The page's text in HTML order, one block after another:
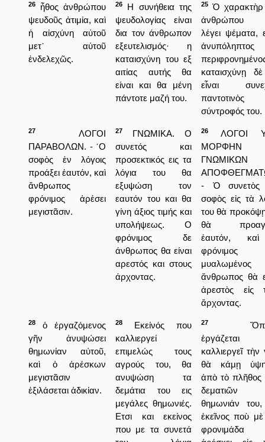
26
ἦθος ἀνθρώπου
ψευδοῦς ἀτιμία, καὶ
ἡ αἰσχύνη αὐτοῦ
μετ᾿ αὐτοῦ
ἐνδελεχῶς.
26
Η συνήθεια της
ψευδολογίας είναι
δια τον άνθρωπον
εξευτελισμός· η
καταισχύνη του εξ
αιτίας αυτής θα
είναι και θα μένη
πάντοτε μαζή του.
25 Ὁ χαρακτὴρ
ἀνθρώπου
λέγει ψέματα,
ἀνυπόληπτος
καταισχύνῃ
εἶναι
παντοτινὸς
σύντροφός του.
27
ΛΟΓΟΙ
ΠΑΡΑΒΟΛΩΝ. - ῾Ο
σοφὸς ἐν λόγοις
προάξει ἑαυτόν, καὶ
ἄνθρωπος
φρόνιμος ἀρέσει
μεγιστᾶσιν.
27
ΓΝΩΜΙΚΑ. Ο
συνετός και
προσεκτικός εις τα
λόγια του θα
εξυψώση τον
εαυτόν του και θα
γίνη άξιος τιμής και
υπολήψεως. Ο
φρόνιμος δε
άνθρωπος θα είναι
αρεστός και στους
άρχοντας.
26
ΛΟΓΟΙ
ΜΟΡΦΗΝ
ΓΝΩΜΙΚΩΝ
- Ὁ συνετὸς
σοφὸς εἰς τὰ
του θὰ
θὰ
ἑαυτόν,
φρόνιμος
μυαλωμένος
ἄνθρωπος θὰ
ἀρεστὸς εἰς
ἄρχοντας.
28
ὁ ἐργαζόμενος
γῆν ἀνυψώσει
θημωνίαν αὐτοῦ,
καὶ ὁ ἀρέσκων
μεγιστᾶσιν
ἐξιλάσεται ἀδικίαν.
28
Εκείνός που
καλλιεργεί
επιμελώς τους
αγρούς του, θα
ανυψώση τα
δεμάτια του εις
μεγάλες θημωνιές.
Ετσι και εκείνος
που με τα συνετά
27
ἐργάζεται
καλλιεργεῖ τὴν
θὰ κάμῃ
ἀπὸ τὸ πλῆθος
δεματιῶν
θημωνιάν του,
ἐκεῖνος ποὺ
φρονιμάδα